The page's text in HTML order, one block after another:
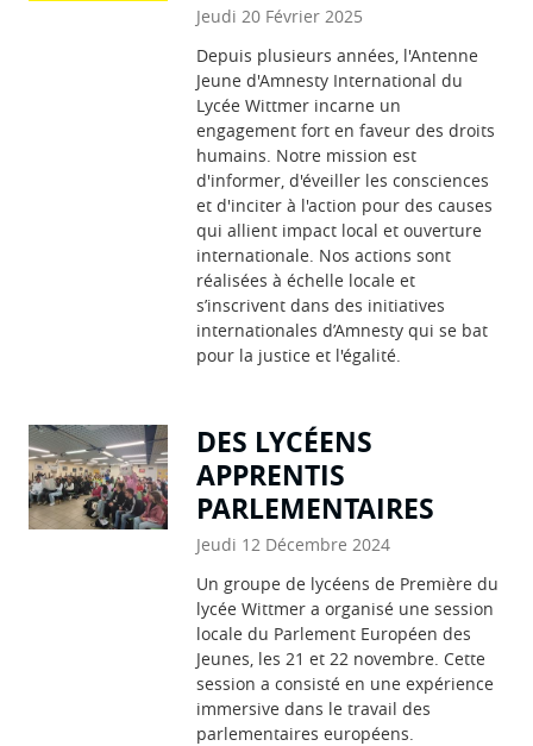
Jeudi 20 Février 2025
Depuis plusieurs années, l'Antenne
Jeune d'Amnesty International du
Lycée Wittmer incarne un
engagement fort en faveur des droits
humains. Notre mission est
d'informer, d'éveiller les consciences
et d'inciter à l'action pour des causes
qui allient impact local et ouverture
internationale. Nos actions sont
réalisées à échelle locale et
s’inscrivent dans des initiatives
internationales d’Amnesty qui se bat
pour la justice et l'égalité.
DES LYCÉENS
APPRENTIS
PARLEMENTAIRES
Jeudi 12 Décembre 2024
Un groupe de lycéens de Première du
lycée Wittmer a organisé une session
locale du Parlement Européen des
Jeunes, les 21 et 22 novembre. Cette
session a consisté en une expérience
immersive dans le travail des
parlementaires européens.